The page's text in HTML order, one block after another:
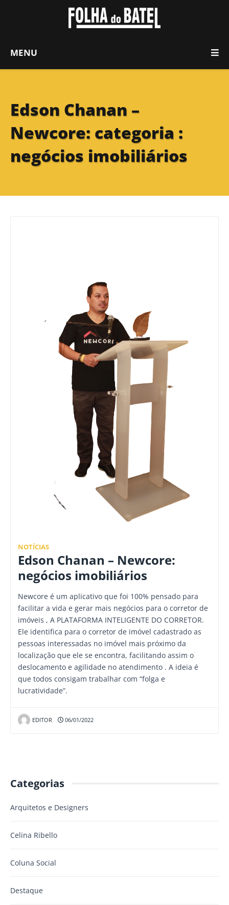
MENU
Edson Chanan –
Newcore: categoria :
negócios imobiliários
NOTÍCIAS
Edson Chanan – Newcore:
negócios imobiliários
Newcore é um aplicativo que foi 100% pensado para
facilitar a vida e gerar mais negócios para o corretor de
imóveis , A PLATAFORMA INTELIGENTE DO CORRETOR.
Ele identifica para o corretor de imóvel cadastrado as
pessoas interessadas no imóvel mais próximo da
localização que ele se encontra, facilitando assim o
deslocamento e agilidade no atendimento . A ideia é
que todos consigam trabalhar com “folga e
lucratividade”.
EDITOR 06/01/2022
Categorias
Arquitetos e Designers
Celina Ribello
Coluna Social
Destaque